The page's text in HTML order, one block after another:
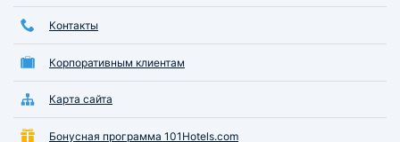
Контакты
Корпоративным клиентам
Карта сайта
Бонусная программа 101Hotels.com